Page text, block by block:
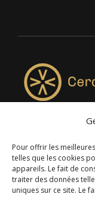
Pour offrir les
telles que les cookies
appareils. Le fait de
traiter des données
uniques sur ce site. Le
4957, rue Lionel-
Desmaures QC